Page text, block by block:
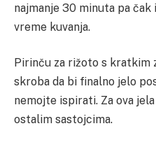
najmanje 30 minuta pa
vreme kuvanja.
Pirinču za rižoto s kratkim
skroba da bi finalno jelo
nemojte ispirati. Za ova
ostalim sastojcima.